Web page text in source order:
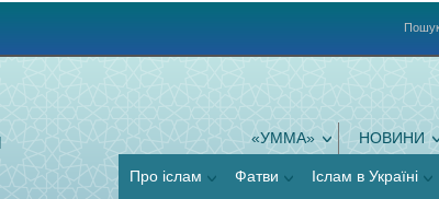
«УММА» НОВИНИ
Про іслам Фатви Іслам в Україні